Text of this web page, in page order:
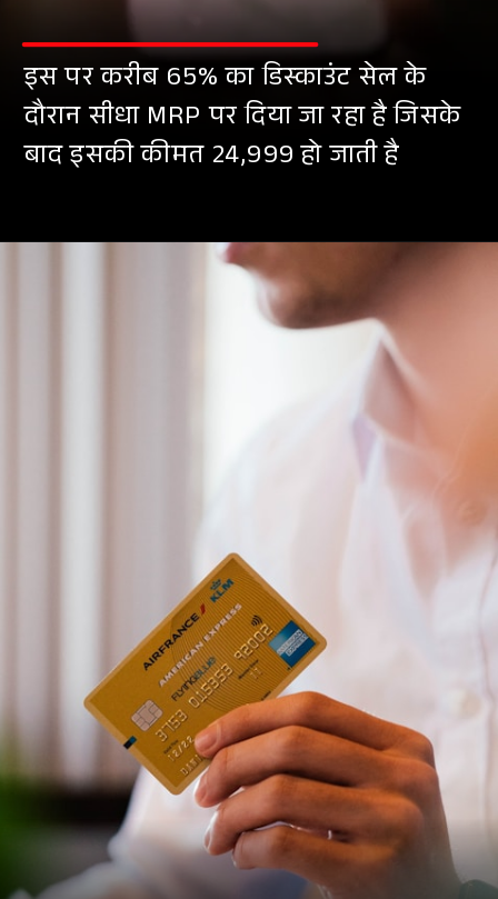
इस पर करीब 65% का डिस्काउंट सेल के
दौरान सीधा MRP पर दिया जा रहा है जिसके
बाद इसकी कीमत 24,999 हो जाती है